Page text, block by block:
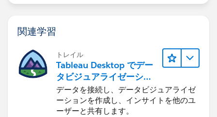
関連学習
トレイル
Tableau Desktop でデー
タビジュアライゼーショ
ンをはじめる
データを接続し、データビジュアライゼ
ーションを作成し、インサイトを他のユ
ーザーと共有します。